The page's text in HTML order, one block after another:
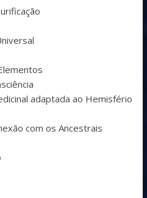
adaptada ao Hemisfério
com os Ancestrais